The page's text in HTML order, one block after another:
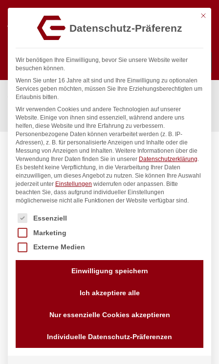
Suchen
Start / Gastronomiebedarf & Gastro Geräte für Profis
Küchengeräte
Fleischverarbeitung
/
Lochscheibe für Fleischwolf, HENDI, 210802, ø2mm
210802, ø2mm
Mit
Datenschutz-Präferenz
Wir benötigen Ihre Einwilligung, bevor Sie unsere Website weiter
besuchen können.
Wenn Sie unter 16 Jahre alt sind und Ihre Einwilligung zu optionalen
Services geben möchten, müssen Sie Ihre Erziehungsberechtigten um
Erlaubnis bitten.
Wir verwenden Cookies und andere Technologien auf unserer
Website. Einige von ihnen sind essenziell, während andere uns
helfen, diese Website und Ihre Erfahrung zu verbessern.
Personenbezogene Daten können verarbeitet werden (z. B. IP-
Adressen), z. B. für personalisierte Anzeigen und Inhalte oder die
Messung von Anzeigen und Inhalten. Weitere Informationen über die
Verwendung Ihrer Daten finden Sie in unserer Datenschutzerklärung.
Es besteht keine Verpflichtung, in die Verarbeitung Ihrer Daten
einzuwilligen, um dieses Angebot zu nutzen. Sie können Ihre Auswahl
jederzeit unter Einstellungen widerrufen oder anpassen. Bitte
beachten Sie, dass aufgrund individueller Einstellungen
möglicherweise nicht alle Funktionen der Website verfügbar sind.
Es folgt eine Liste der Service-Gruppen, für die eine
Essenziell
Marketing
Externe Medien
Einwilligung speichern
Ich akzeptiere alle
Nur essenzielle Cookies akzeptieren
Individuelle Datenschutz-Präferenzen